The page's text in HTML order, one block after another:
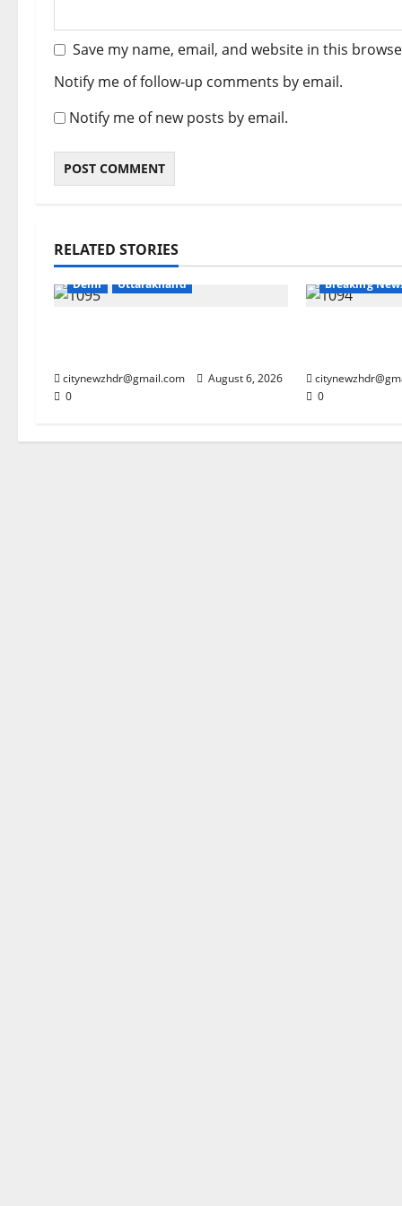
Save my name, email, and website in this
Notify me of follow-up comments by email.
Notify me of new posts by email.
RELATED STORIES
CM Uttrakhand
Dehradun
Delhi
Uttarakhand
citynewzhdr@gmail.com
August 6, 2026
0
Breaking
0